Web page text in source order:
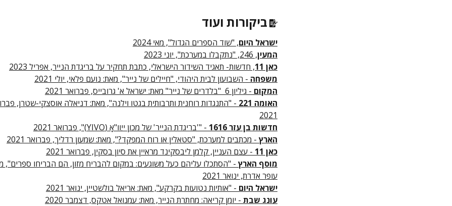
ביקורות ועוד
ישראל היום, "שוד הספרים הגדול", מאי 2024
המעין, 246, "נתקבלו במערכת", יוני 2023
כאן 11
, חדשות- תאגיד השידור הישראלי, כתבת תחקיר על בריגדת הנייר, אפריל 2023
משפחה - השבועון לבית היהודי, "חיילים של נייר", מאת: נועם פלאי, יולי 2021
המקום - גיליון 6 "בלדרים של נייר" מאת: ישראל א' גרובייס, פברואר 2021
האומה 221
- "התנגדות רוחנית ותרבותית בגטו וילנה", מאת: דניאלה אוסצקי-שטרן,
2021
חדשות בן עזר 1616
- "'בריגדת הנייר' של מכון ייִוו"אָ (YIVO)", פברואר 2021
הארץ - מכתבים למערכת, "סטאלין או רוח המפקד?", מאת: שמעון רדליך, פברואר 2021
כאן 11
- עצם העניין, קלמן ליבסקינד מראיין את סיון בסקין, פברואר 2021
מוסף הארץ - "הסתכלו עליהם כעל משוגעים: במקום להבריח מזון, הם הבריחו ספרים",
עופר אדרת, ינואר 2021
ישראל היום - "אותיות נטועות בקרקע", מאת: אריאל בולשטיין, ינואר 2021
עונג שבת - יומן קריאה: מחתרת הנייר, מאת: עמנואל אטקס, דצמבר 2020